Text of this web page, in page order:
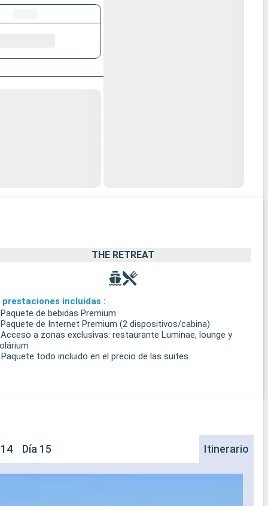
THE RETREAT
prestaciones incluidas :
de bebidas Premium
de Internet Premium (2 dispositivos/cabina)
a zonas exclusivas: restaurante Luminae, lounge y
todo incluido en el precio de las suites
Día 15 Itinerario